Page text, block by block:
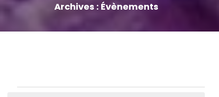
Archives : Évènements